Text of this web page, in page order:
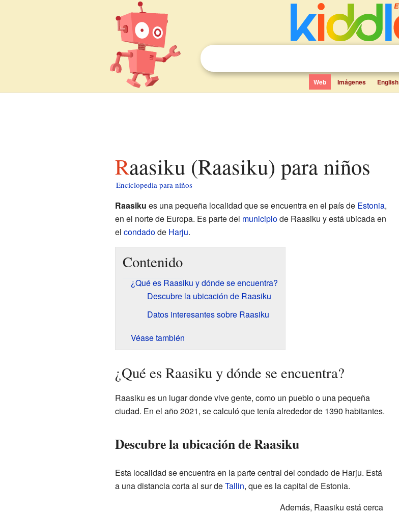
Web Imágenes English
Raasiku (Raasiku) para niños
Enciclopedia para niños
Raasiku es una pequeña localidad que se encuentra en el país de Estonia,
en el norte de Europa. Es parte del municipiode Raasiku y está ubicada en
el condadode Harju.
Contenido
¿Qué es Raasiku y dónde se encuentra?
Descubre la ubicación de Raasiku
Datos interesantes sobre Raasiku
Véase también
¿Qué es Raasiku y dónde se encuentra?
Raasiku es un lugar donde vive gente, como un pueblo o una pequeña
ciudad. En el año 2021, se calculó que tenía alrededor de 1390 habitantes.
Descubre la ubicación de Raasiku
Esta localidad se encuentra en la parte central del condado de Harju. Está
a una distancia corta al sur deTallin, que es la capital de Estonia.
Además, Raasiku está cerca